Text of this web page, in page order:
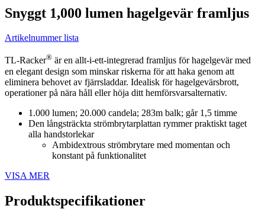
Snyggt 1,000 lumen hagelgevär framljus
Artikelnummer lista
TL-Racker® är en allt-i-ett-integrerad framljus för hagelgevär med
en elegant design som minskar riskerna för att haka genom att
eliminera behovet av fjärrsladdar. Idealisk för hagelgevärsbrott,
operationer på nära håll eller höja ditt hemförsvarsalternativ.
1.000 lumen; 20.000 candela; 283m balk; går 1,5 timme
Den långsträckta strömbrytarplattan rymmer praktiskt taget
alla handstorlekar
Ambidextrous strömbrytare med momentan och
konstant på funktionalitet
VISA MER
Produktspecifikationer